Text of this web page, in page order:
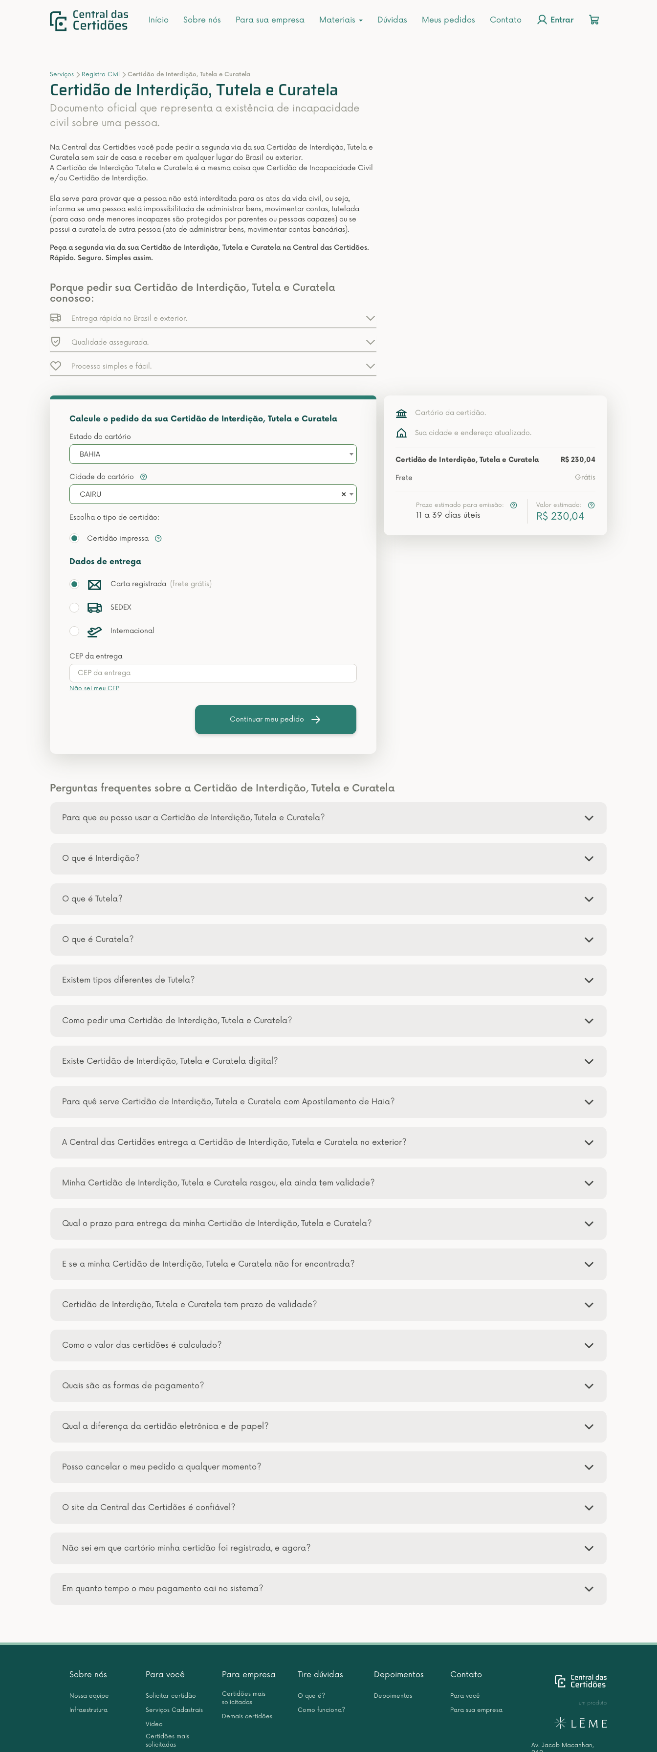
Início Sobre nós Para sua empresa Materiais Dúvidas Meus pedidos Contato Entrar
Serviços Registro Civil Certidão de Interdição, Tutela e Curatela
Certidão de Interdição, Tutela e Curatela
Documento oficial que representa a existência de incapacidade
civil sobre uma pessoa.
Na Central das Certidões você pode pedir a segunda via da sua Certidão de Interdição, Tutela e
Curatela sem sair de casa e receber em qualquer lugar do Brasil ou exterior.
A Certidão de Interdição Tutela e Curatela é a mesma coisa que Certidão de Incapacidade Civil
e/ou Certidão de Interdição.
Ela serve para provar que a pessoa não está interditada para os atos da vida civil, ou seja,
informa se uma pessoa está impossibilitada de administrar bens, movimentar contas, tutelada
(para caso onde menores incapazes são protegidos por parentes ou pessoas capazes) ou se
possui a curatela de outra pessoa (ato de administrar bens, movimentar contas bancárias).
Peça a segunda via da sua Certidão de Interdição, Tutela e Curatela na Central das Certidões.
Rápido. Seguro. Simples assim.
Porque pedir sua Certidão de Interdição, Tutela e Curatela
conosco:
Entrega rápida no Brasil e exterior.
Qualidade assegurada.
Processo simples e fácil.
Calcule o pedido da sua Certidão de Interdição, Tutela e Curatela
Estado do cartório
BAHIA
Cidade do cartório
×
CAIRU
Escolha o tipo de certidão:
Certidão impressa
Dados de entrega
Carta registrada (frete grátis)
SEDEX
Internacional
CEP da entrega
Não sei meu CEP
Continuar meu pedido
Cartório da certidão.
Sua cidade e endereço atualizado.
Certidão de Interdição, Tutela e Curatela R$ 230,04
Frete Grátis
Prazo estimado para emissão:
11 a 39 dias úteis
Valor estimado:
R$ 230,04
Perguntas frequentes sobre a Certidão de Interdição, Tutela e Curatela
Para que eu posso usar a Certidão de Interdição, Tutela e Curatela?
O que é Interdição?
O que é Tutela?
O que é Curatela?
Existem tipos diferentes de Tutela?
Como pedir uma Certidão de Interdição, Tutela e Curatela?
Existe Certidão de Interdição, Tutela e Curatela digital?
Para quê serve Certidão de Interdição, Tutela e Curatela com Apostilamento de Haia?
A Central das Certidões entrega a Certidão de Interdição, Tutela e Curatela no exterior?
Minha Certidão de Interdição, Tutela e Curatela rasgou, ela ainda tem validade?
Qual o prazo para entrega da minha Certidão de Interdição, Tutela e Curatela?
E se a minha Certidão de Interdição, Tutela e Curatela não for encontrada?
Certidão de Interdição, Tutela e Curatela tem prazo de validade?
Como o valor das certidões é calculado?
Quais são as formas de pagamento?
Qual a diferença da certidão eletrônica e de papel?
Posso cancelar o meu pedido a qualquer momento?
O site da Central das Certidões é confiável?
Não sei em que cartório minha certidão foi registrada, e agora?
Em quanto tempo o meu pagamento cai no sistema?
Sobre nós
Nossa equipe
Infraestrutura
Para você
Solicitar certidão
Serviços Cadastrais
Vídeo
Certidões mais
solicitadas
Para empresa
Certidões mais
solicitadas
Demais certidões
Tire dúvidas
O que é?
Como funciona?
Depoimentos
Depoimentos
Contato
Para você
Para sua empresa
um produto
Av. Jacob Macanhan,